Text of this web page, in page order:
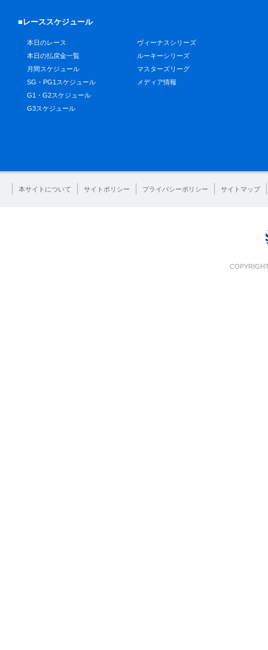
■レーススケジュール
本日のレース
本日の払戻金一覧
月間スケジュール
SG・PG1スケジュール
G1・G2スケジュール
G3スケジュール
ヴィーナスシリーズ
ルーキーシリーズ
マスターズリーグ
メディア情報
本サイトについて サイトポリシー プライバシーポリシー サイトマップ